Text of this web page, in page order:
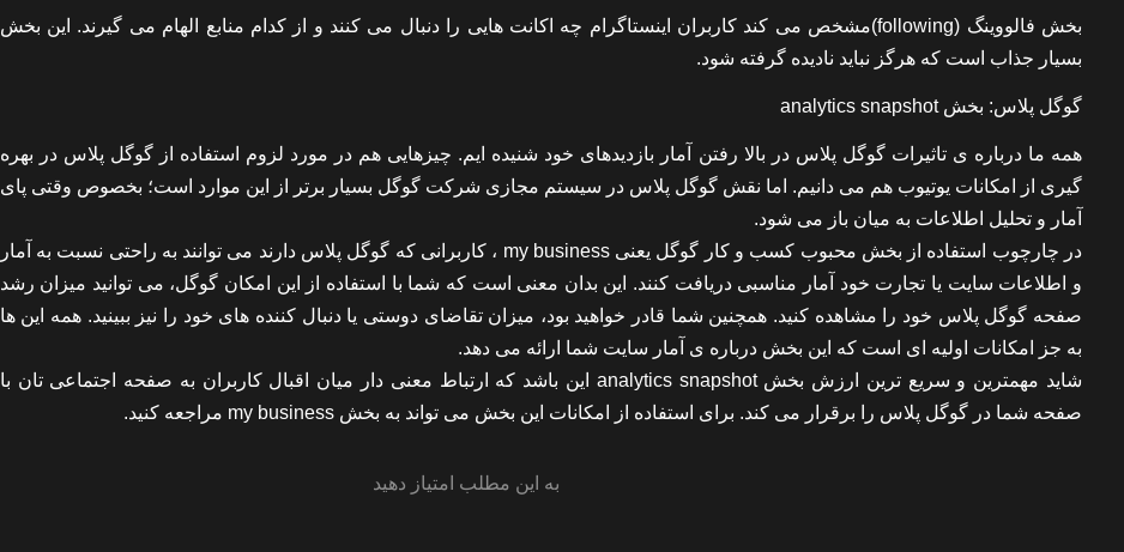
بخش فالووینگ (following)مشخص می کند کاربران اینستاگرام چه اکانت هایی را دنبال می کنند و از کدام منابع الهام می گیرند. این بخش
بسیار جذاب است که هرگز نباید نادیده گرفته شود.
گوگل پلاس: بخش analytics snapshot
همه ما درباره ی تاثیرات گوگل پلاس در بالا رفتن آمار بازدیدهای خود شنیده ایم. چیزهایی هم در مورد لزوم استفاده از گوگل پلاس در بهره
گیری از امکانات یوتیوب هم می دانیم. اما نقش گوگل پلاس در سیستم مجازی شرکت گوگل بسیار برتر از این موارد است؛ بخصوص وقتی پای
آمار و تحلیل اطلاعات به میان باز می شود.
در چارچوب استفاده از بخش محبوب کسب و کار گوگل یعنی my business ، کاربرانی که گوگل پلاس دارند می توانند به راحتی نسبت به آمار
و اطلاعات سایت یا تجارت خود آمار مناسبی دریافت کنند. این بدان معنی است که شما با استفاده از این امکان گوگل، می توانید میزان رشد
صفحه گوگل پلاس خود را مشاهده کنید. همچنین شما قادر خواهید بود، میزان تقاضای دوستی یا دنبال کننده های خود را نیز ببینید. همه این ها
به جز امکانات اولیه ای است که این بخش درباره ی آمار سایت شما ارائه می دهد.
شاید مهمترین و سریع ترین ارزش بخش analytics snapshot این باشد که ارتباط معنی دار میان اقبال کاربران به صفحه اجتماعی تان با
صفحه شما در گوگل پلاس را برقرار می کند. برای استفاده از امکانات این بخش می تواند به بخش my business مراجعه کنید.
به این مطلب امتیاز دهید